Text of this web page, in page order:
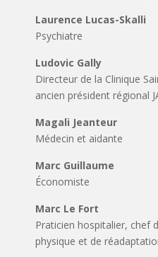
Laurence Lucas-Skalli
Psychiatre
Ludovic Gally
Directeur de la Clinique
ancien président régional
Magali Jeanteur
Médecin et aidante
Marc Guillaume
Économiste
Marc Le Fort
Praticien hospitalier, chef
physique et de